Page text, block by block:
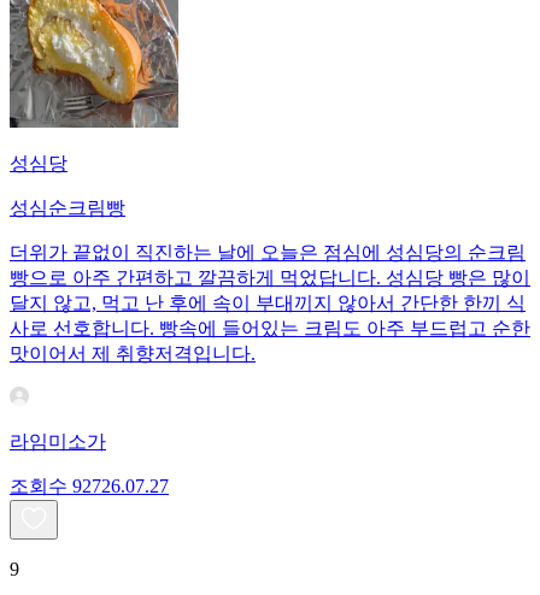
성심당
성심순크림빵
더위가 끝없이 직진하는 날에 오늘은 점심에 성심당의 순크림
빵으로 아주 간편하고 깔끔하게 먹었답니다. 성심당 빵은 많이
달지 않고, 먹고 난 후에 속이 부대끼지 않아서 간단한 한끼 식
사로 선호합니다. 빵속에 들어있는 크림도 아주 부드럽고 순한
맛이어서 제 취향저격입니다.
라임미소가
조회수 92726.07.27
9